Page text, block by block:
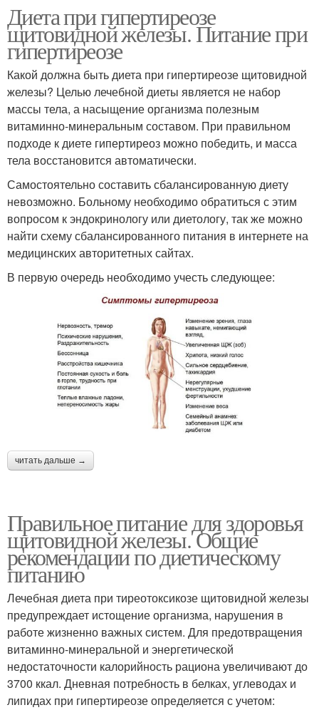
Диета при гипертиреозе
щитовидной железы. Питание при
гипертиреозе
Какой должна быть диета при гипертиреозе щитовидной
железы? Целью лечебной диеты является не набор
массы тела, а насыщение организма полезным
витаминно-минеральным составом. При правильном
подходе к диете гипертиреоз можно победить, и масса
тела восстановится автоматически.
Самостоятельно составить сбалансированную диету
невозможно. Больному необходимо обратиться с этим
вопросом к эндокринологу или диетологу, так же можно
найти схему сбалансированного питания в интернете на
медицинских авторитетных сайтах.
В первую очередь необходимо учесть следующее:
читать дальше →
Правильное питание для здоровья
щитовидной железы. Общие
рекомендации по диетическому
питанию
Лечебная диета при тиреотоксикозе щитовидной железы
предупреждает истощение организма, нарушения в
работе жизненно важных систем. Для предотвращения
витаминно-минеральной и энергетической
недостаточности калорийность рациона увеличивают до
3700 ккал. Дневная потребность в белках, углеводах и
липидах при гипертиреозе определяется с учетом: